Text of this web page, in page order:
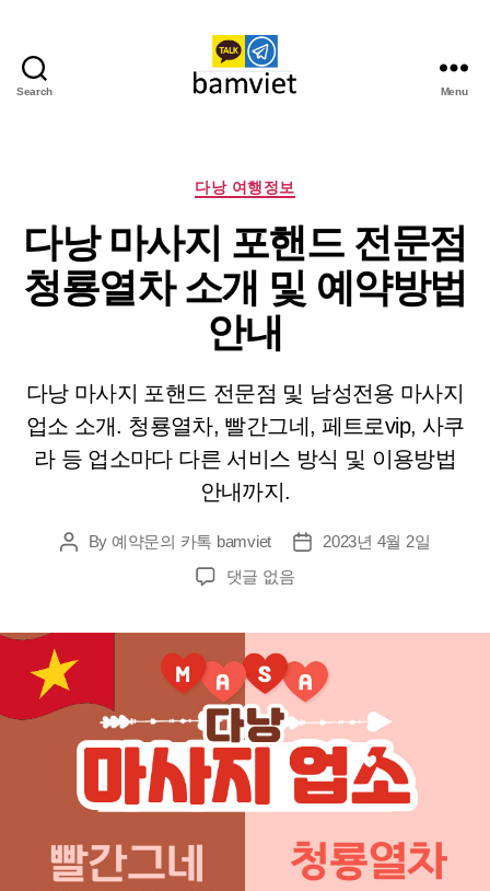
Search
라
케
I
황
제
투
Menu
Categories
다낭 여행정보
다낭 마사지 포핸드 전문점
청룡열차 소개 및 예약방법
안내
다낭 마사지 포핸드 전문점 및 남성전용 마사지
업소 소개. 청룡열차, 빨간그네, 페트로vip, 사쿠
라 등 업소마다 다른 서비스 방식 및 이용방법
안내까지.
PostBy 예약문의 카톡 bamviet
Post2023년 4월 2일
다
지
포
핸
드
전
문
점
댓글 없음